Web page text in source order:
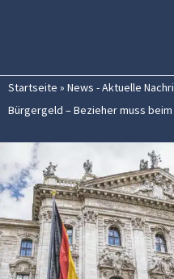
Startseite » News - Aktuelle
Bürgergeld – Bezieher muss